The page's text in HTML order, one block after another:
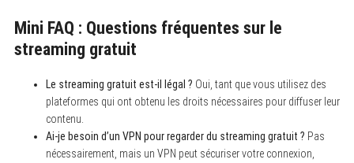
Mini FAQ : Questions fréquentes sur le
streaming gratuit
Le streaming gratuit est-il légal ? Oui, tant que vous utilisez des
plateformes qui ont obtenu les droits nécessaires pour diffuser leur
contenu.
Ai-je besoin d’un VPN pour regarder du streaming gratuit ? Pas
nécessairement, mais un VPN peut sécuriser votre connexion,